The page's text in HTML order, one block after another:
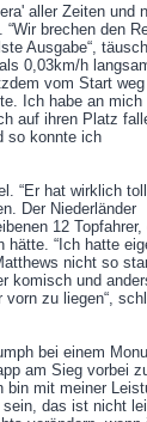
aller Zeiten und
brechen den
Ausgabe“,
0,03km/h
vom Start
Ich habe an mich
auf ihren Platz
so konnte ich
“Er hat wirklich
Der Niederländer
12 Topfahrer,
hätte. “Ich hatte
nicht so
komisch und
zu liegen“,
bei einem
am Sieg vorbei
bin mit meiner
sein, das ist nicht